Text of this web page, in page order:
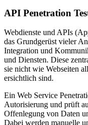
API Penetration
Webdienste und APIs
das Grundgerüst vieler
Integration und
und Diensten. Diese
sie nicht wie Webseiten
ersichtlich sind.
Ein Web Service
Autorisierung und prüft
Offenlegung von Daten
Dabei werden manuelle